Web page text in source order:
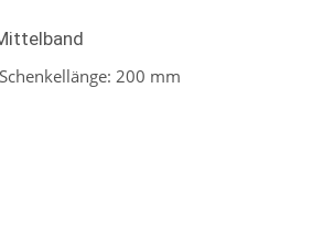
200 mm